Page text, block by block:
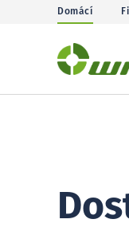
Domácí